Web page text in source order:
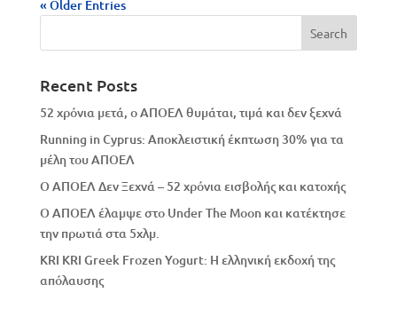
« Older Entries
Recent Posts
52 χρόνια μετά, ο ΑΠΟΕΛ θυμάται, τιμά και δεν ξεχνά
Running in Cyprus: Αποκλειστική έκπτωση 30% για τα
μέλη του ΑΠΟΕΛ
Ο ΑΠΟΕΛ Δεν Ξεχνά – 52 χρόνια εισβολής και κατοχής
Ο ΑΠΟΕΛ έλαμψε στο Under The Moon και κατέκτησε
την πρωτιά στα 5χλμ.
KRI KRI Greek Frozen Yogurt: Η ελληνική εκδοχή της
απόλαυσης